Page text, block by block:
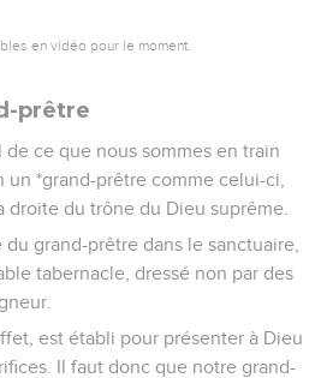
en vidéo pour le moment.
prêtre
ce que nous sommes en train
un *grand-prêtre comme celui-ci,
droite du trône du Dieu suprême.
grand-prêtre dans le sanctuaire,
tabernacle, dressé non par des
est établi pour présenter à Dieu
Il faut donc que notre grand-